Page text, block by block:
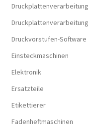
Druckplattenverarbeitung
Druckplattenverarbeitung
Druckvorstufen-Software
Einsteckmaschinen
Elektronik
Ersatzteile
Etikettierer
Fadenheftmaschinen